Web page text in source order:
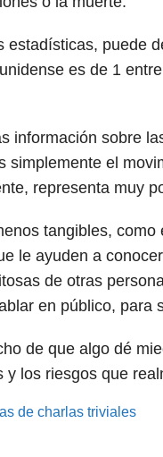
estadísticas, puede
es de 1
información sobre
simplemente el
representa muy
tangibles,
le ayuden a
de otras
en público, para
de que algo dé
y los riesgos que
de charlas triviales